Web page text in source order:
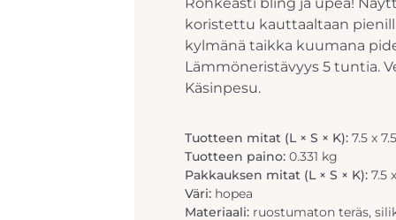
koristettu kauttaaltaan
kylmänä taikka kuumana
Lämmöneristävyys 5 tuntia.
Käsinpesu.
Tuotteen mitat (L × S × K): 7.5 x
Tuotteen paino: 0.331 kg
Pakkauksen mitat (L × S × K): 7.5
Väri: hopea
Materiaali: ruostumaton teräs,